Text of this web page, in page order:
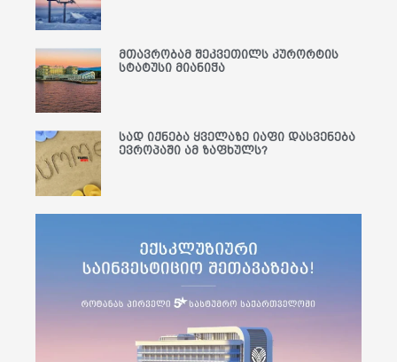
მთავრობამ შეკვეთილს კურორტის
სტატუსი მიანიჭა
სად იქნება ყველაზე იაფი დასვენება
ევროპაში ამ ზაფხულს?